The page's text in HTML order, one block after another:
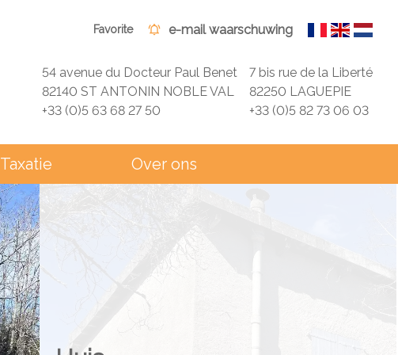
Taxatie Over ons
Favorite e-mail waarschuwing
54 avenue du Docteur Paul Benet
82140 ST ANTONIN NOBLE VAL
+33 (0)5 63 68 27 50
7 bis rue de la Liberté
82250 LAGUEPIE
+33 (0)5 82 73 06 03